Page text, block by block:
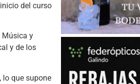
del curso
Música y
y de los
lo que supone